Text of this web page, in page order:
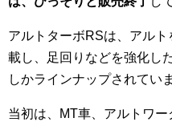
アルトターボRSは、アル
載し、足回りなどを強化し
しかラインナップされてい
当初は、MT車、アルトワー